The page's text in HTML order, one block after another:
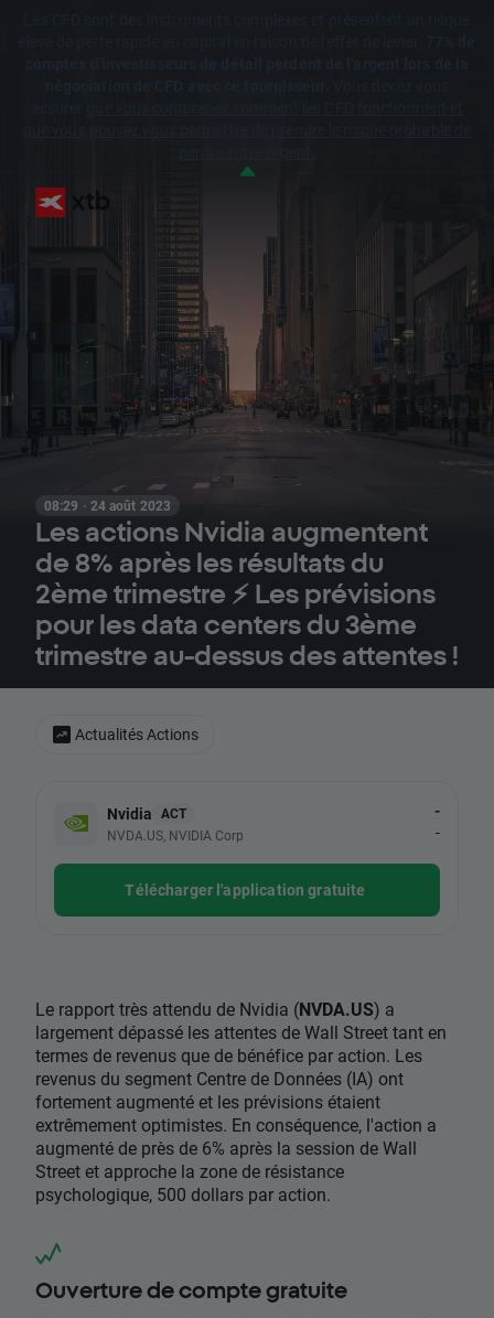
08:29 · 24 août 2023
Les actions Nvidia augmentent
de 8% après les résultats du
2ème trimestre ⚡ Les prévisions
pour les data centers du 3ème
trimestre au-dessus des attentes !
Nvidia ACT
NVDA.US, NVIDIA Corp
-
-
Télécharger l'application gratuite
Le rapport très attendu de Nvidia (NVDA.US) a
largement dépassé les attentes de Wall Street tant en
termes de revenus que de bénéfice par action. Les
revenus du segment Centre de Données (IA) ont
fortement augmenté et les prévisions étaient
extrêmement optimistes. En conséquence, l'action a
augmenté de près de 6% après la session de Wall
Street et approche la zone de résistance
psychologique, 500 dollars par action.
Ouverture de compte gratuite
Actualités Actions